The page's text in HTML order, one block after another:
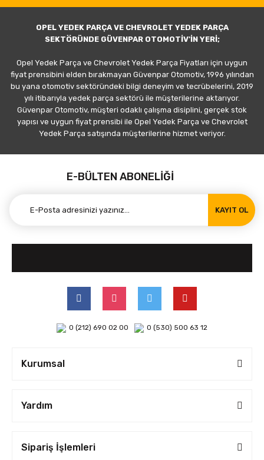
OPEL YEDEK PARÇA VE CHEVROLET YEDEK PARÇA
SEKTÖRÜNDE GÜVENPAR OTOMOTİV'İN YERİ;
Opel Yedek Parça ve Chevrolet Yedek Parça Fiyatları için uygun
fiyat prensibini elden bırakmayan Güvenpar Otomotiv, 1996 yılından
bu yana otomotiv sektöründeki bilgi deneyim ve tecrübelerini, 2019
yılı itibarıyla yedek parça sektörü ile müşterilerine aktarıyor.
Güvenpar Otomotiv, müşteri odaklı çalışma disiplini, gerçek stok
yapısı ve uygun fiyat prensibi ile Opel Yedek Parça ve Chevrolet
Yedek Parça satışında müşterilerine hizmet veriyor.
E-BÜLTEN ABONELİĞİ
KAYIT OL
0 (212) 690 02 00 0 (530) 500 63 12
Kurumsal
Yardım
Sipariş İşlemleri